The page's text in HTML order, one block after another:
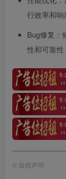
行效率和响
Bug修复：
性和可靠性
© 版权声明